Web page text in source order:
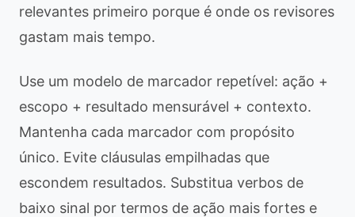
relevantes primeiro porque é onde os revisores
gastam mais tempo.
Use um modelo de marcador repetível: ação +
escopo + resultado mensurável + contexto.
Mantenha cada marcador com propósito
único. Evite cláusulas empilhadas que
escondem resultados. Substitua verbos de
baixo sinal por termos de ação mais fortes e